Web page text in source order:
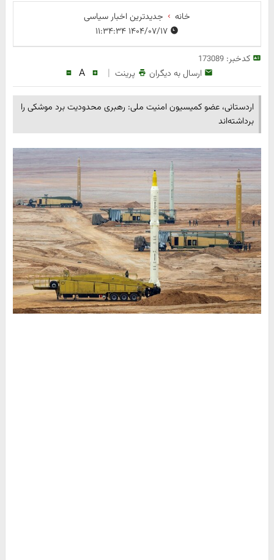
خانه
جدیدترین اخبار سیاسی
۱۴۰۴/۰۷/۱۷ ۱۱:۳۴:۳۴
کدخبر:173089
ارسال به دیگران پرینت |
A
اردستانی، عضو کمیسیون امنیت ملی: رهبری محدودیت برد موشکی را
برداشته‌اند